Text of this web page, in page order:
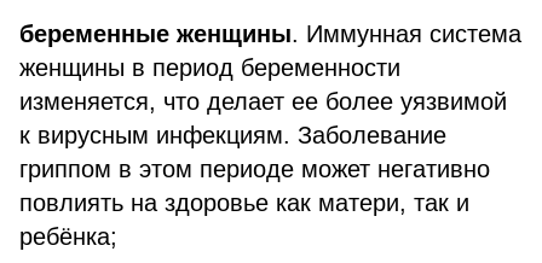
беременные женщины. Иммунная система
женщины в период беременности
изменяется, что делает ее более уязвимой
к вирусным инфекциям. Заболевание
гриппом в этом периоде может негативно
повлиять на здоровье как матери, так и
ребёнка;